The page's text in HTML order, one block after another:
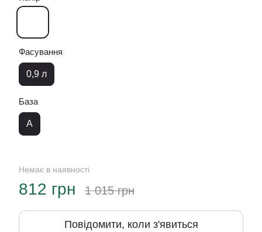
Фасування
0,9 л
База
A
Немає в наявності
812 грн 1 015 грн
Повідомити, коли з'явиться